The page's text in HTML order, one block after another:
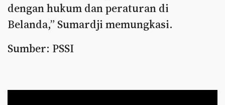
dengan hukum dan peraturan di
Belanda,” Sumardji memungkasi.
Sumber: PSSI